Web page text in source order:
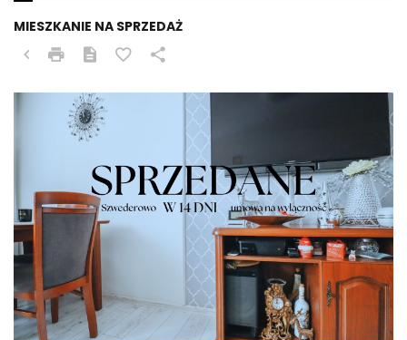
MIESZKANIE NA SPRZEDAŻ